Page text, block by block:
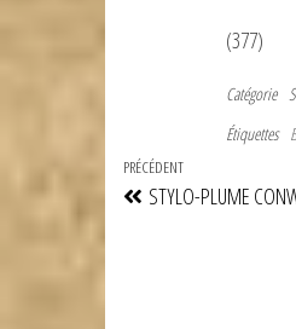
(377)
Catégorie
Étiquettes
Navigation
de
Article
précédent
PRÉCÉDENT
STYLO-PLUME